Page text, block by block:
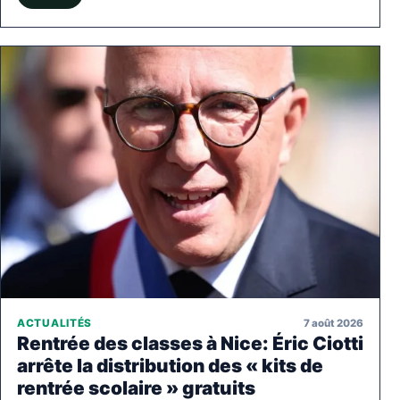
ACTUALITÉS 7 août 2026
Rentrée des classes à Nice: Éric Ciotti
arrête la distribution des « kits de
rentrée scolaire » gratuits